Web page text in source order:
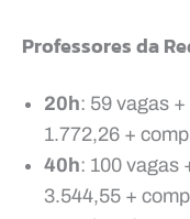
Professores da
20h: 59 vagas
1.772,26 +
40h: 100 vagas
3.544,55 +